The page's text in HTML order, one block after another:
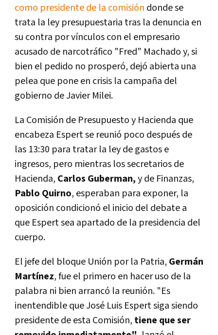
como presidente de la comisión donde se
trata la ley presupuestaria tras la denuncia en
su contra por vínculos con el empresario
acusado de narcotráfico "Fred" Machado y, si
bien el pedido no prosperó, dejó abierta una
pelea que pone en crisis la campaña del
gobierno de Javier Milei.
La Comisión de Presupuesto y Hacienda que
encabeza Espert se reunió poco después de
las 13:30 para tratar la ley de gastos e
ingresos, pero mientras los secretarios de
Hacienda, Carlos Guberman,y de Finanzas,
Pablo Quirno, esperaban para exponer, la
oposición condicionó el inicio del debate a
que Espert sea apartado de la presidencia del
cuerpo.
El jefe del bloque Unión por la Patria, Germán
Martínez, fue el primero en hacer uso de la
palabra ni bien arrancó la reunión. "Es
inentendible que José Luis Espert siga siendo
presidente de esta Comisión, tiene que ser